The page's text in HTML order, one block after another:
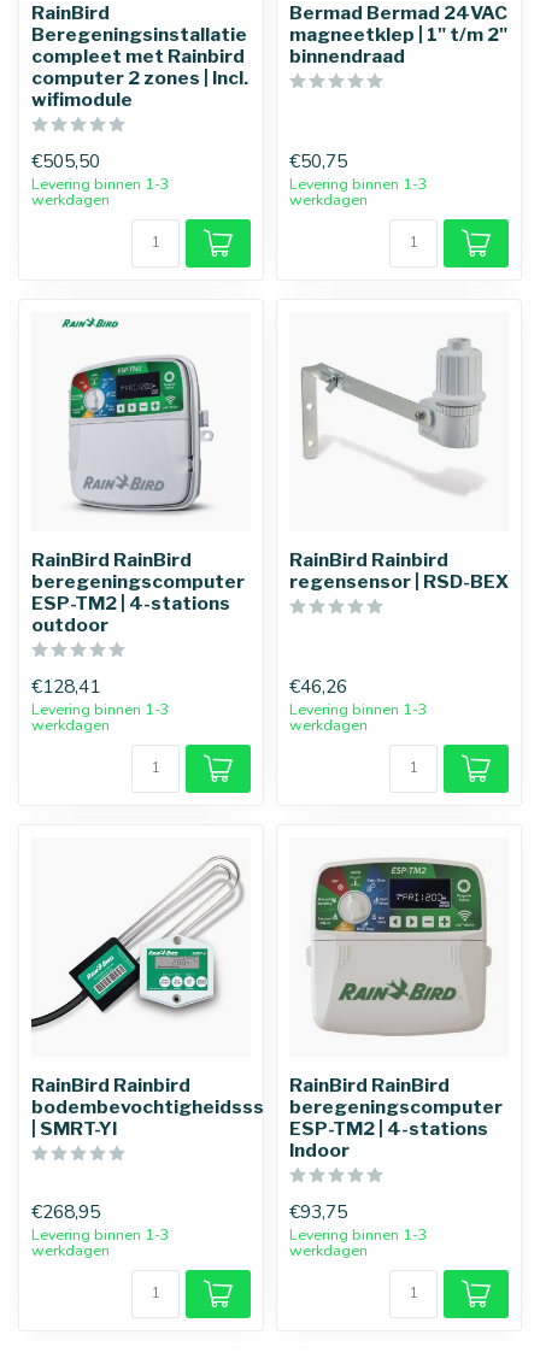
RainBird
Beregeningsinstallatie
compleet met Rainbird
computer 2 zones | Incl.
wifimodule
€505,50
Levering binnen 1-3
werkdagen
Bermad Bermad 24VAC
magneetklep | 1" t/m 2"
binnendraad
€50,75
Levering binnen 1-3
werkdagen
RainBird RainBird
beregeningscomputer
ESP-TM2 | 4-stations
outdoor
€128,41
Levering binnen 1-3
werkdagen
RainBird Rainbird
regensensor | RSD-BEX
€46,26
Levering binnen 1-3
werkdagen
RainBird Rainbird
bodembevochtigheidsssensor
| SMRT-YI
€268,95
Levering binnen 1-3
werkdagen
RainBird RainBird
beregeningscomputer
ESP-TM2 | 4-stations
Indoor
€93,75
Levering binnen 1-3
werkdagen
25 mm 32 mm